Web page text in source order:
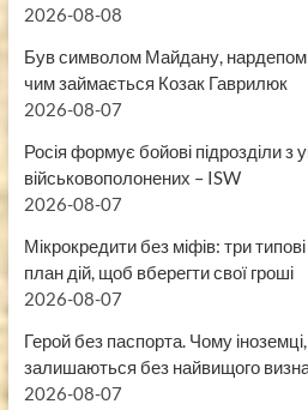
2026-08-08
Був символом Майдану, нардепом
чим займається Козак Гаврилюк
2026-08-07
Росія формує бойові підрозділи з
військовополонених – ISW
2026-08-07
Мікрокредити без міфів: три
план дій, щоб вберегти свої гроші
2026-08-07
Герой без паспорта. Чому
залишаються без найвищого
2026-08-07